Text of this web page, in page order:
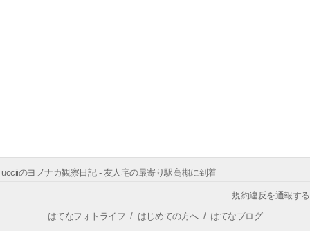
ucciiのヨノナカ観察日記 - 友人宅の最寄り駅高槻に到着
規約違反を通報する
はてなフォトライフ / はじめての方へ/ はてなブログ